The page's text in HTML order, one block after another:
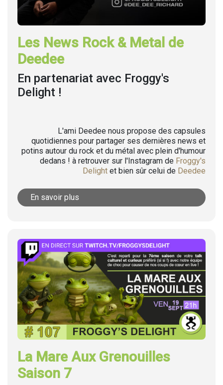
Les News Rock & Metal de
Deedee
En partenariat avec Froggy's
Delight !
L'ami Deedee nous propose des capsules
quotidiennes pour partager ses dernières news et
potins autour du rock et du métal avec plein d'humour
dedans ! à retrouver sur l'Instagram de Froggy's
Delight et bien sûr celui de Deedee
En savoir plus
La Mare Aux Grenouilles
Saison 7